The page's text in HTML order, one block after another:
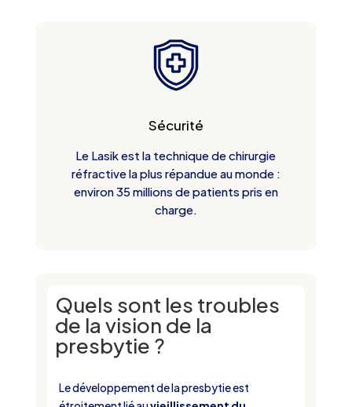
Sécurité
Le Lasik est la technique de chirurgie
réfractive la plus répandue au monde :
environ 35 millions de patients pris en
charge.
Quels sont les troubles
de la vision de la
presbytie ?
Le développement de la presbytie est